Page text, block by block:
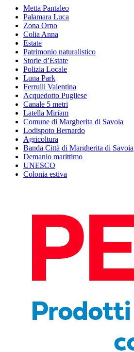
Metta Pantaleo
Palamara Luca
Zona Orno
Colia Anna
Estate
Patrimonio naturalistico
Storie d’Estate
Polizia Locale
Luna Park
Ferrulli Valentina
Acquedotto Pugliese
Canale 5 metri
Latella Miriam
Comune di Margherita di Savoia
Lodispoto Bernardo
Agricoltura
Banda Città di Margherita di Savoia
Demanio marittimo
UNESCO
Colonia estiva